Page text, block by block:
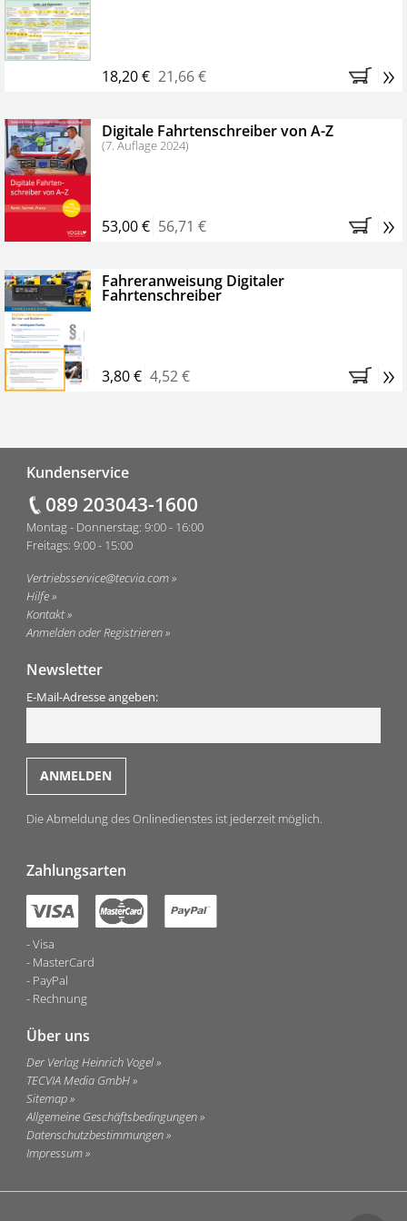
Bestellen Sie jetzt das VerkehrsRundschau Profipaket im
Kennenlern-Abo für zwei Monate (inkl. der derzeitig
Monaten brauchen Sie nichts weiter tun, das
Abonnement endet automatisch, es entstehen keine
weiteren Verpflichtungen.
18,20 € 21,66 € »
Digitale Fahrtenschreiber von A-Z
(7. Auflage 2024)
53,00 € 56,71 € »
Fahreranweisung Digitaler
Fahrtenschreiber
3,80 € 4,52 € »
Kundenservice
089 203043-1600
Montag - Donnerstag: 9:00 - 16:00
Freitags: 9:00 - 15:00
Vertriebsservice@tecvia.com
Hilfe
Kontakt
Anmelden oder Registrieren
Newsletter
E-Mail-Adresse angeben:
Die Abmeldung des Onlinedienstes ist jederzeit möglich.
Zahlungsarten
Visa
MasterCard
PayPal
Rechnung
Über uns
Der Verlag Heinrich Vogel
TECVIA Media GmbH
Sitemap
Allgemeine Geschäftsbedingungen
Datenschutzbestimmungen
Impressum